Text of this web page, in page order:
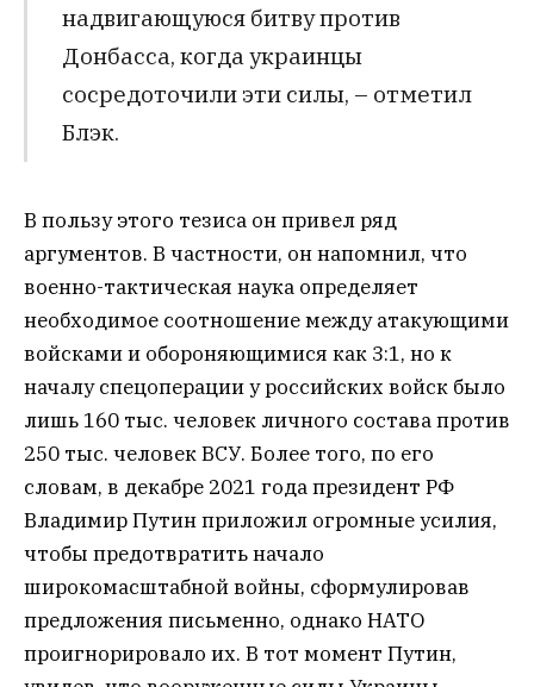
надвигающуюся битву против
Донбасса, когда украинцы
сосредоточили эти силы, – отметил
Блэк.
В пользу этого тезиса он привел ряд
аргументов. В частности, он напомнил, что
военно-тактическая наука определяет
необходимое соотношение между атакующими
войсками и обороняющимися как 3:1, но к
началу спецоперации у российских войск было
лишь 160 тыс. человек личного состава против
250 тыс. человек ВСУ. Более того, по его
словам, в декабре 2021 года президент РФ
Владимир Путин приложил огромные усилия,
чтобы предотвратить начало
широкомасштабной войны, сформулировав
предложения письменно, однако НАТО
проигнорировало их. В тот момент Путин,